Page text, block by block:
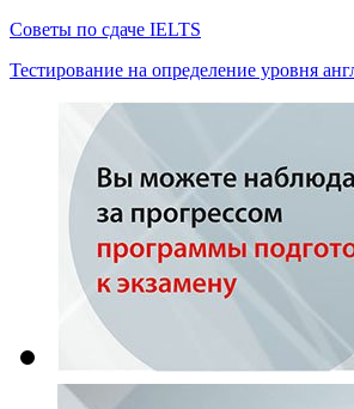
Советы по сдаче IELTS
Тестирование на определение уровня